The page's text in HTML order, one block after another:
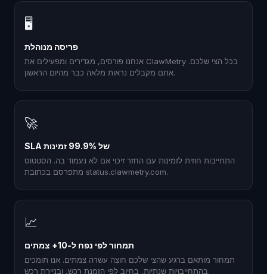
🖥
פריסה מנוהלת
אנחנו פורסים, מגדירים ומפעילים את ClawMetry בכל הצי שלכם.
אתם מקבלים נראות מלאה כבר מהיום הראשון.
🚀
SLA של 99.9% זמינות
התחייבות חוזית לזמינות עם החזר זיכוי אם לא נעמוד בה. הסטטוס
מתפרסם בכתובת status.clawmetry.com.
📈
תמחור לפי נפח ל-10+ צמתים
תמחור מותאם ברגע שהצי שלכם חוצה עשרה צמתים. אנו תומכים
בהתחייבויות שנתיות, בחיוב לפי הזמנת רכש, ובניירת רכש.